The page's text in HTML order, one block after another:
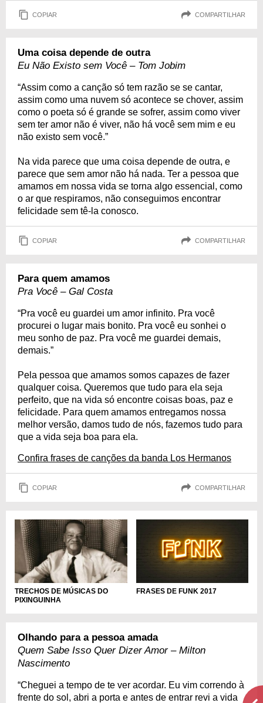
COPIAR COMPARTILHAR
Uma coisa depende de outra
Eu Não Existo sem Você – Tom Jobim
“Assim como a canção só tem razão se se cantar,
assim como uma nuvem só acontece se chover, assim
como o poeta só é grande se sofrer, assim como viver
sem ter amor não é viver, não há você sem mim e eu
não existo sem você.”
Na vida parece que uma coisa depende de outra, e
parece que sem amor não há nada. Ter a pessoa que
amamos em nossa vida se torna algo essencial, como
o ar que respiramos, não conseguimos encontrar
felicidade sem tê-la conosco.
COPIAR COMPARTILHAR
Para quem amamos
Pra Você – Gal Costa
“Pra você eu guardei um amor infinito. Pra você
procurei o lugar mais bonito. Pra você eu sonhei o
meu sonho de paz. Pra você me guardei demais,
demais.”
Pela pessoa que amamos somos capazes de fazer
qualquer coisa. Queremos que tudo para ela seja
perfeito, que na vida só encontre coisas boas, paz e
felicidade. Para quem amamos entregamos nossa
melhor versão, damos tudo de nós, fazemos tudo para
que a vida seja boa para ela.
Confira frases de canções da banda Los Hermanos
COPIAR COMPARTILHAR
TRECHOS DE MÚSICAS DO
PIXINGUINHA
FRASES DE FUNK 2017
Olhando para a pessoa amada
Quem Sabe Isso Quer Dizer Amor – Milton
Nascimento
“Cheguei a tempo de te ver acordar. Eu vim correndo à
frente do sol, abri a porta e antes de entrar revi a vida